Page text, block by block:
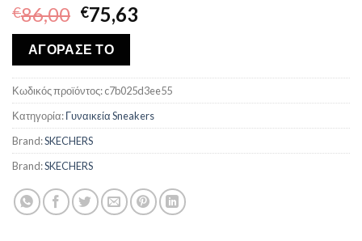
€86,00 Original
price
was:
€86,00.
€75,63
€75,63.
ΑΓΟΡΑΣΕ ΤΟ
Κωδικός προϊόντος:c7b025d3ee55
Κατηγορία:Γυναικεία Sneakers
Brand:SKECHERS
Brand:SKECHERS